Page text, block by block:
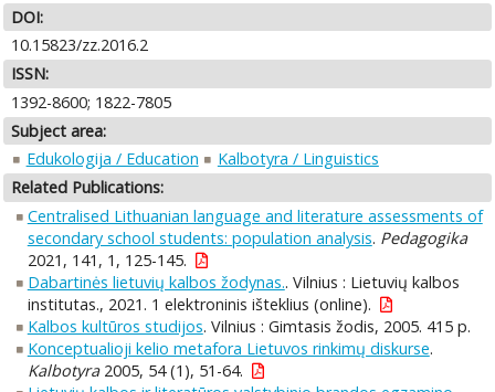
DOI:
10.15823/zz.2016.2
ISSN:
1392-8600; 1822-7805
Subject area:
Edukologija / Education
Kalbotyra / Linguistics
Related Publications:
Centralised Lithuanian language and literature assessments of
secondary school students: population analysis. Pedagogika
2021, 141, 1, 125-145.
Dabartinės lietuvių kalbos žodynas.. Vilnius : Lietuvių kalbos
institutas., 2021. 1 elektroninis išteklius (online).
Kalbos kultūros studijos. Vilnius : Gimtasis žodis, 2005. 415 p.
Konceptualioji kelio metafora Lietuvos rinkimų diskurse.
Kalbotyra2005, 54 (1), 51-64.